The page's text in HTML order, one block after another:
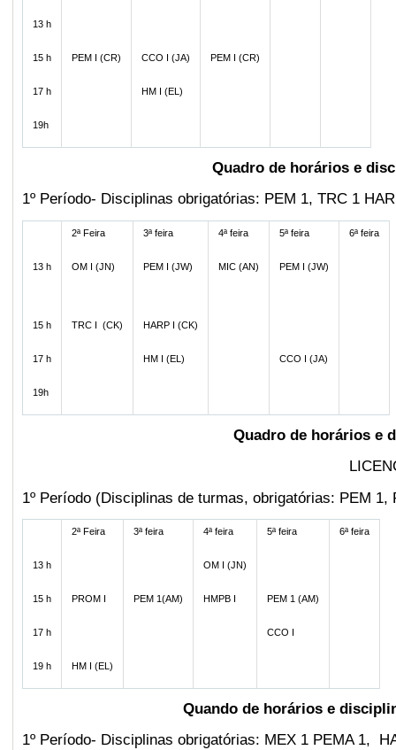
13 h
15 h PEM I (CR) CCO I (JA) PEM I (CR)
17 h HM I (EL)
19h
Quadro de horários e
1º Período- Disciplinas obrigatórias: PEM 1, TRC 1
2ª Feira 3ª feira 4ª feira 5ª feira 6ª feira
13 h OM I (JN) PEM I (JW) MIC (AN) PEM I (JW)
15 h TRC I (CK) HARP I (CK)
17 h HM I (EL) CCO I (JA)
19h
Quadro de horários e
1º Período (Disciplinas de turmas, obrigatórias: PEM
2ª Feira 3ª feira 4ª feira 5ª feira 6ª feira
13 h OM I (JN)
15 h PROM I PEM 1(AM) HMPB I PEM 1 (AM)
17 h CCO I
19 h HM I (EL)
Quando de horários e
1º Período- Disciplinas obrigatórias: MEX 1 PEMA 1,